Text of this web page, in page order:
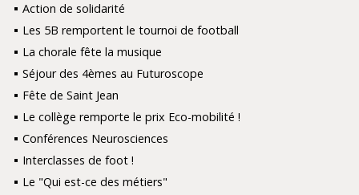
Action de solidarité
Les 5B remportent le tournoi de football
La chorale fête la musique
Séjour des 4èmes au Futuroscope
Fête de Saint Jean
Le collège remporte le prix Eco-mobilité !
Conférences Neurosciences
Interclasses de foot !
Le "Qui est-ce des métiers"